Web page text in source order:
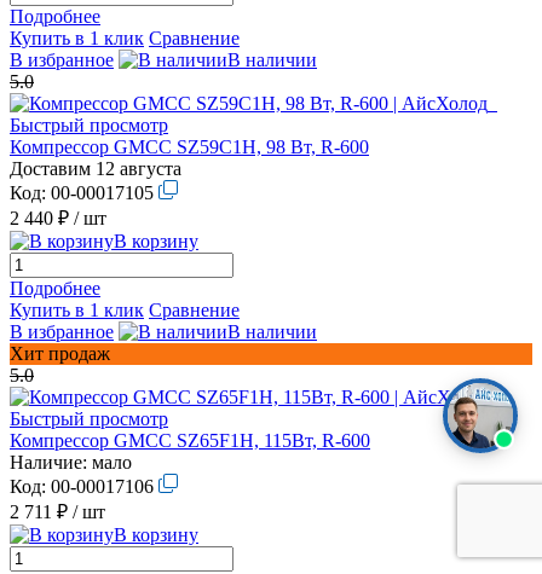
Подробнее
Купить в 1 клик Сравнение
В избранное
В наличии
5.0
Быстрый просмотр
Компрессор GMCC SZ59C1H, 98 Вт, R-600
Доставим 12 августа
Код: 00-00017105
2 440 ₽ / шт
В корзину
Подробнее
Купить в 1 клик Сравнение
В избранное
В наличии
Хит продаж
5.0
Быстрый просмотр
Компрессор GMCC SZ65F1H, 115Вт, R-600
Наличие: мало
Код: 00-00017106
2 711 ₽ / шт
В корзину